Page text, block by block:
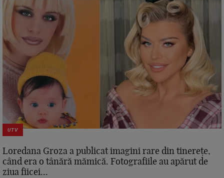
UTV
Loredana Groza a publicat imagini rare din tinerețe,
când era o tânără mămică. Fotografiile au apărut de
ziua fiicei...